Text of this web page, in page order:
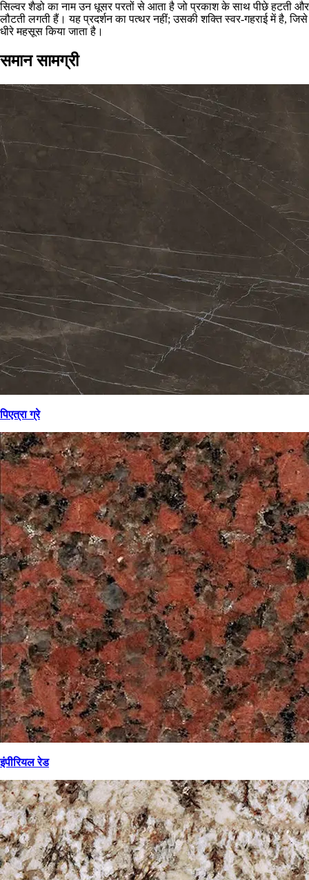
सिल्वर शैडो का नाम उन धूसर परतों से आता है जो प्रकाश के साथ पीछे हटती और
लौटती लगती हैं। यह प्रदर्शन का पत्थर नहीं; उसकी शक्ति स्वर-गहराई में है, जिसे
धीरे महसूस किया जाता है।
समान सामग्री
पिएत्रा ग्रे
इंपीरियल रेड